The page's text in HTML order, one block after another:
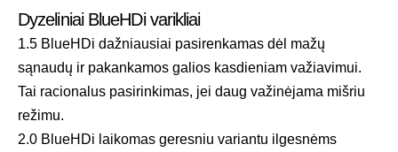
Dyzeliniai BlueHDi varikliai
1.5 BlueHDi dažniausiai pasirenkamas dėl mažų
sąnaudų ir pakankamos galios kasdieniam važiavimui.
Tai racionalus pasirinkimas, jei daug važinėjama mišriu
režimu.
2.0 BlueHDi laikomas geresniu variantu ilgesnėms